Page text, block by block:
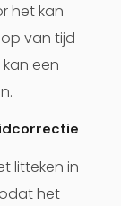
het kan
van tijd
een
litteken in
het